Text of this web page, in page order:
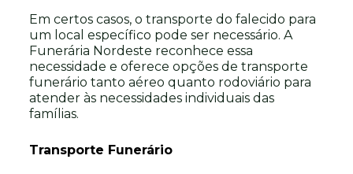
Em certos casos, o transporte do falecido para
um local específico pode ser necessário. A
Funerária Nordeste reconhece essa
necessidade e oferece opções de transporte
funerário tanto aéreo quanto rodoviário para
atender às necessidades individuais das
famílias.
Transporte Funerário